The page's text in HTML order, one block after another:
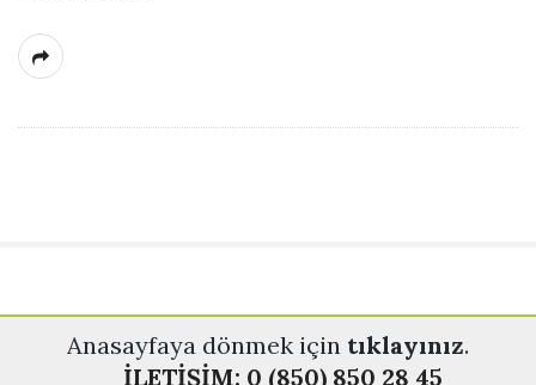
o
ğ
Anasayfaya dönmek için tıklayınız.
İLETİŞİM: 0 (850) 850 28 45
S